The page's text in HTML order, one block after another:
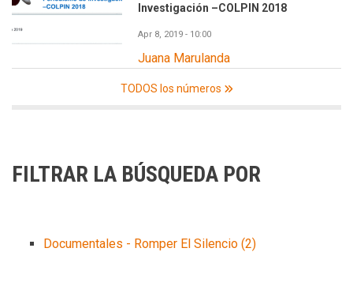
Investigación –COLPIN 2018
Apr 8, 2019 - 10:00
Juana Marulanda
TODOS los números
FILTRAR LA BÚSQUEDA POR
Documentales - Romper El Silencio (2)